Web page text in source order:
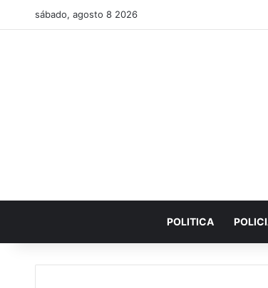
sábado, agosto 8 2026
POLITICA